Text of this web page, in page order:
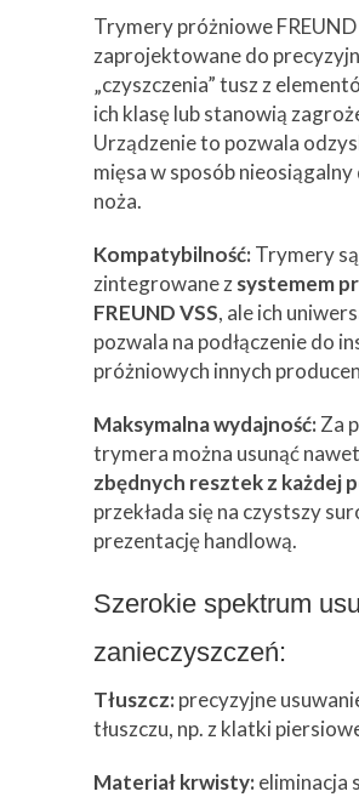
Trymery próżniowe
zaprojektowane do
„czyszczenia” tusz z
ich klasę lub stanowią
Urządzenie to pozwala
mięsa w sposób
noża.
Kompatybilność:Trymery są
zintegrowane zsystemem
FREUND VSS, ale ich
pozwala na podłączenie do
próżniowych innych
Maksymalna wydajność:Za
trymera można usunąć nawet
zbędnych resztek z każdej
przekłada się na czystszy
prezentację handlową.
Szerokie spektrum
zanieczyszczeń:
Tłuszcz:precyzyjne
tłuszczu, np. z klatki
Materiał krwisty:eliminacja